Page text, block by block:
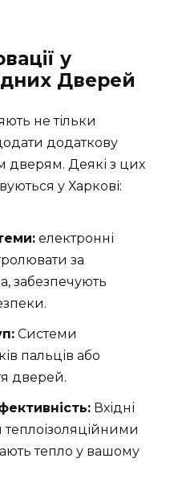
у
Дверей
не тільки
додаткову
дверям. Деякі з цих
у Харкові:
електронні
за
забезпечують
Системи
пальців або
дверей.
Вхідні
тепло у вашому